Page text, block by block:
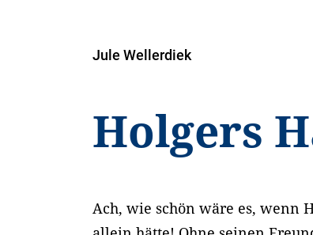
Jule Wellerdiek
Holgers
Ach, wie schön wäre es, wenn